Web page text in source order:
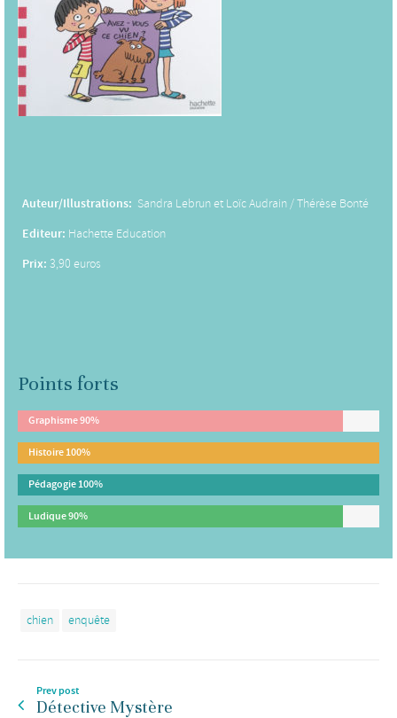
Auteur/Illustrations: Sandra Lebrun et Loïc Audrain / Thérèse Bonté
Editeur: Hachette Education
Prix: 3,90 euros
Points forts
Graphisme90%
Histoire100%
Pédagogie100%
Ludique90%
chien enquête
Prev post
Détective Mystère